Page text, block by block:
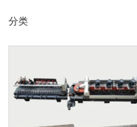
连续平面水磨
分类